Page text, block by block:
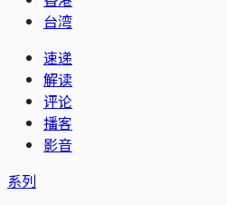
台湾
速递
解读
评论
播客
影音
系列